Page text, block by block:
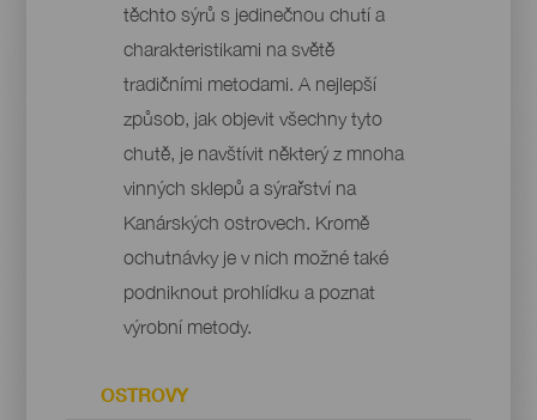
těchto sýrů s jedinečnou chutí a
charakteristikami na světě
tradičními metodami. A nejlepší
způsob, jak objevit všechny tyto
chutě, je navštívit některý z mnoha
vinných sklepů a sýrařství na
Kanárských ostrovech. Kromě
ochutnávky je v nich možné také
podniknout prohlídku a poznat
výrobní metody.
OSTROVY